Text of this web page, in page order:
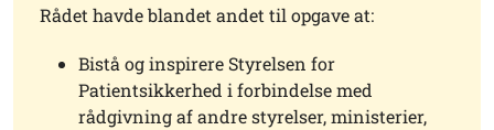
Rådet havde blandet andet til opgave at:
Bistå og inspirere Styrelsen for
Patientsikkerhed i forbindelse med
rådgivning af andre styrelser, ministerier,